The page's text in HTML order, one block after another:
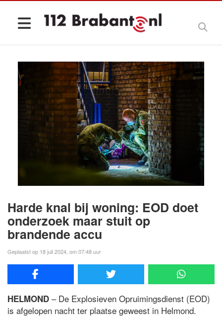
Harde knal bij woning: EOD doet
onderzoek maar stuit op
brandende accu
Geplaatst op 18 juli 2024, om 07:48 uur
HELMOND – De Explosieven Opruimingsdienst (EOD)
is afgelopen nacht ter plaatse geweest in Helmond.